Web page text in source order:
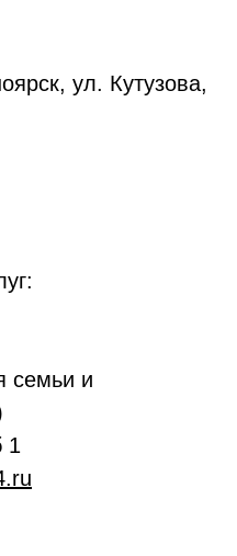
ул. Кутузова,
семьи и
1